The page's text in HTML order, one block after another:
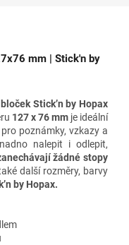
mm | Stick'n by
Stick’n by Hopax
127 x 76 mmje ideální
poznámky, vzkazy a
nalepit i odlepit,
žádné stopy
další rozměry, barvy
by Hopax.